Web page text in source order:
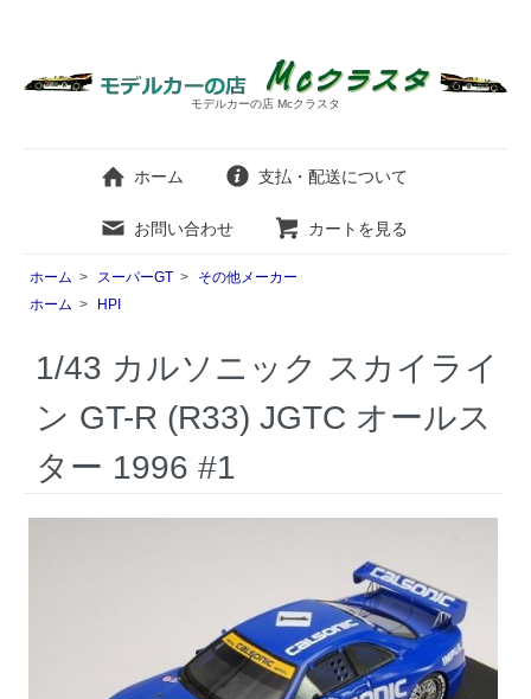
モデルカーの店 Mcクラスタ
ホーム 支払・配送について
お問い合わせ カートを見る
ホーム > スーパーGT >
その他メーカー
ホーム > HPI
1/43 カルソニック スカイライ
ン GT-R (R33) JGTC オールス
ター 1996 #1